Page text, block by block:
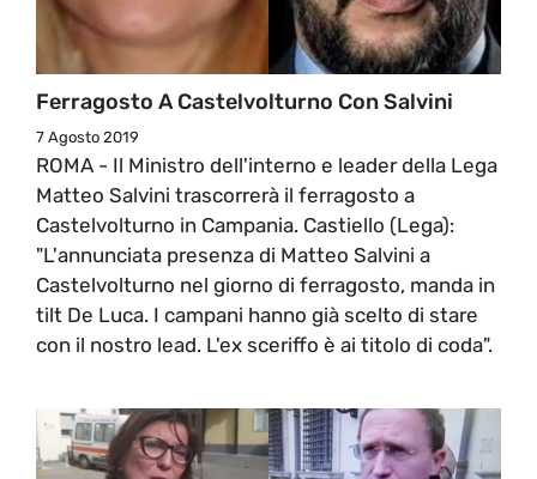
Ferragosto A Castelvolturno Con Salvini
7 Agosto 2019
ROMA - Il Ministro dell'interno e leader della Lega
Matteo Salvini trascorrerà il ferragosto a
Castelvolturno in Campania. Castiello (Lega):
"L'annunciata presenza di Matteo Salvini a
Castelvolturno nel giorno di ferragosto, manda in
tilt De Luca. I campani hanno già scelto di stare
con il nostro lead. L'ex sceriffo è ai titolo di coda".